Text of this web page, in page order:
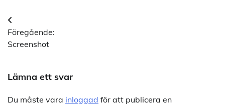
Inläggsnavigering
Föregående:
Screenshot
Lämna ett svar
Du måste vara inloggad för att publicera en